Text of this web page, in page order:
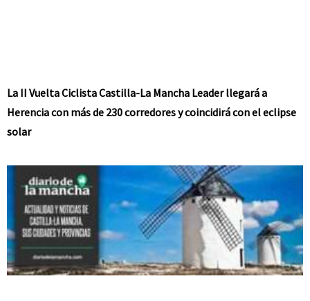
La II Vuelta Ciclista Castilla-La Mancha Leader llegará a
Herencia con más de 230 corredores y coincidirá con el eclipse
solar